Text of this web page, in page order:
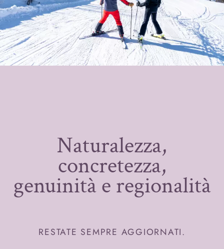
Naturalezza,
concretezza,
genuinità e regionalità
RESTATE SEMPRE AGGIORNATI.